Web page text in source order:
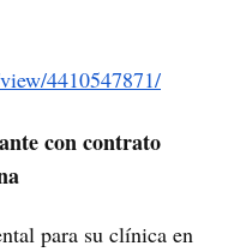
4410547871/
con contrato
para su clínica en